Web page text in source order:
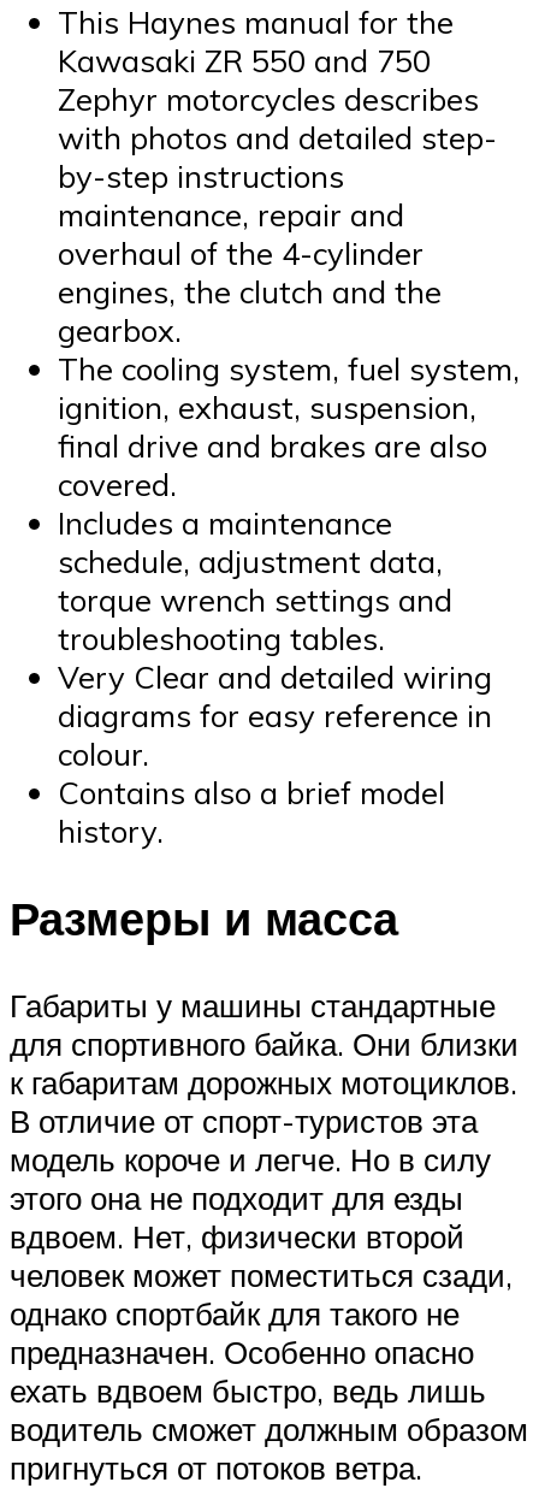
This Haynes manual for the
Kawasaki ZR 550 and 750
Zephyr motorcycles describes
with photos and detailed step-
by-step instructions
maintenance, repair and
overhaul of the 4-cylinder
engines, the clutch and the
gearbox.
The cooling system, fuel system,
ignition, exhaust, suspension,
final drive and brakes are also
covered.
Includes a maintenance
schedule, adjustment data,
torque wrench settings and
troubleshooting tables.
Very Clear and detailed wiring
diagrams for easy reference in
colour.
Contains also a brief model
history.
Размеры и масса
Габариты у машины стандартные
для спортивного байка. Они близки
к габаритам дорожных мотоциклов.
В отличие от спорт-туристов эта
модель короче и легче. Но в силу
этого она не подходит для езды
вдвоем. Нет, физически второй
человек может поместиться сзади,
однако спортбайк для такого не
предназначен. Особенно опасно
ехать вдвоем быстро, ведь лишь
водитель сможет должным образом
пригнуться от потоков ветра.